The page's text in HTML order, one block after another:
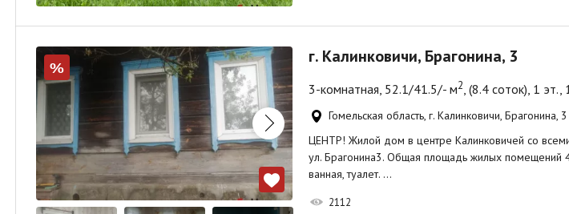
%
г. Калинковичи, Брагонина, 3
3-комнатная, 52.1/41.5/- м2, (8.4 соток), 1 эт.,
Гомельская область, г. Калинковичи, Брагонина, 3
ЦЕНТР! Жилой дом в центре Калинковичей со
ул. Брагонина3. Общая площадь жилых помещений
ванная, туалет. …
2112